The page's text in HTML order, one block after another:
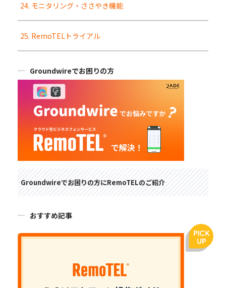
24. モニタリング・ささやき機能
25. RemoTELトライアル
Groundwireでお困りの方
Groundwireでお困りの方にRemoTELのご紹介
おすすめ記事